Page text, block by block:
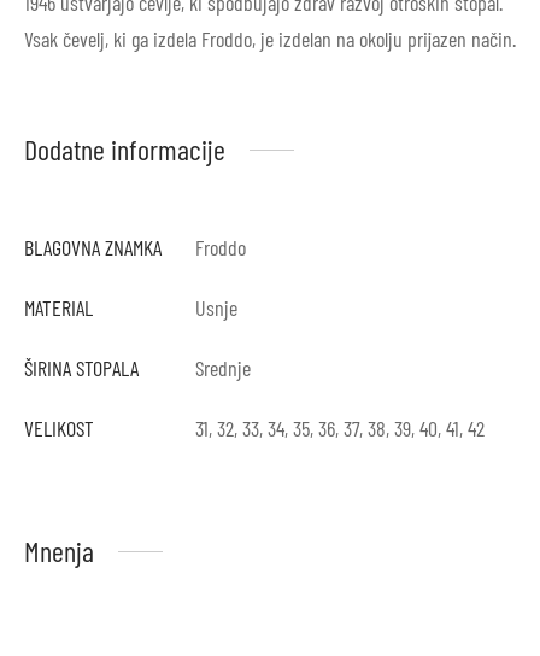
Vsak čevelj, ki ga izdela Froddo, je izdelan na okolju prijazen način.
Dodatne informacije
BLAGOVNA ZNAMKA Froddo
MATERIAL Usnje
ŠIRINA STOPALA Srednje
VELIKOST 31, 32, 33, 34, 35, 36, 37, 38, 39, 40, 41, 42
Mnenja